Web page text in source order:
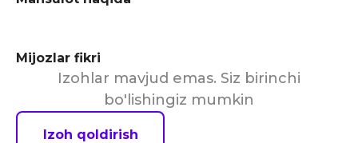
Mijozlar fikri
Izohlar mavjud emas. Siz birinchi
bo'lishingiz mumkin
Izoh qoldirish